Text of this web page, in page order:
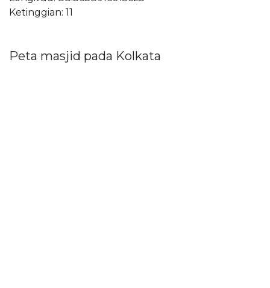
Ketinggian: 11
Peta masjid pada Kolkata